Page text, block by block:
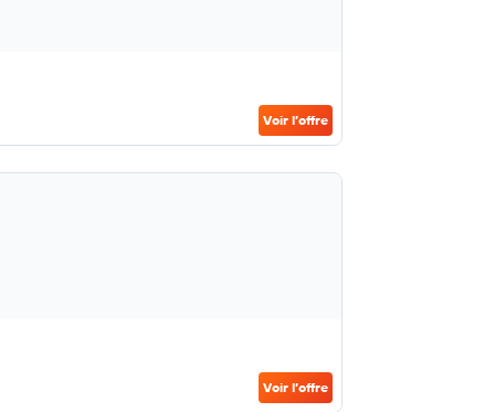
Voir l’offre
Voir l’offre